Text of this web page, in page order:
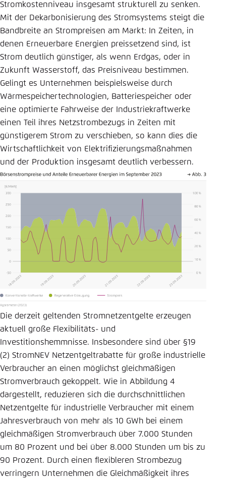
Stromkostenniveau insgesamt strukturell zu senken.
Mit der Dekarbonisierung des Stromsystems steigt die
Bandbreite an Strompreisen am Markt: In Zeiten, in
denen Erneuerbare Energien preissetzend sind, ist
Strom deutlich günstiger, als wenn Erdgas, oder in
Zukunft Wasserstoff, das Preisniveau bestimmen.
Gelingt es Unternehmen beispielsweise durch
Wärmespeichertechnologien, Batteriespeicher oder
eine optimierte Fahrweise der Industriekraftwerke
einen Teil ihres Netzstrombezugs in Zeiten mit
günstigerem Strom zu verschieben, so kann dies die
Wirtschaftlichkeit von Elektrifizierungsmaßnahmen
und der Produktion insgesamt deutlich verbessern.
Die derzeit geltenden Stromnetzentgelte erzeugen
aktuell große Flexibilitäts- und
Investitionshemmnisse. Insbesondere sind über §19
(2) StromNEV Netzentgeltrabatte für große industrielle
Verbraucher an einen möglichst gleichmäßigen
Stromverbrauch gekoppelt. Wie in Abbildung 4
dargestellt, reduzieren sich die durchschnittlichen
Netzentgelte für industrielle Verbraucher mit einem
Jahresverbrauch von mehr als 10 GWh bei einem
gleichmäßigen Stromverbrauch über 7.000 Stunden
um 80 Prozent und bei über 8.000 Stunden um bis zu
90 Prozent. Durch einen flexibleren Strombezug
verringern Unternehmen die Gleichmäßigkeit ihres